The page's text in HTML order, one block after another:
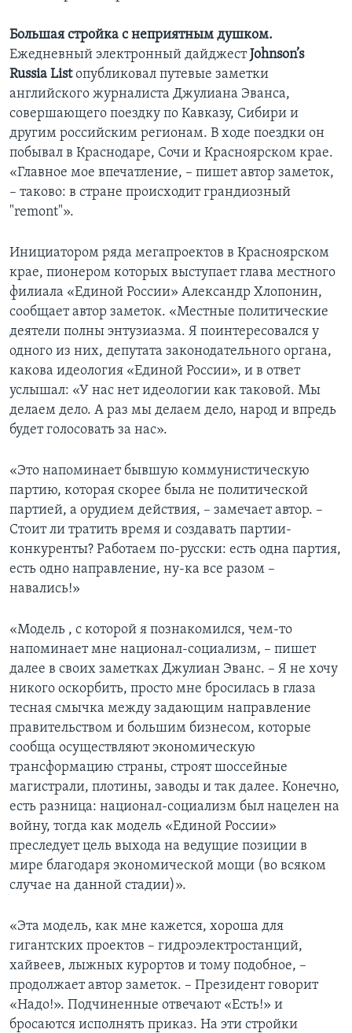
Большая стройка с неприятным душком.
Ежедневный электронный дайджестJohnson’s
Russia Listопубликовал путевые заметки
английского журналиста Джулиана Эванса,
совершающего поездку по Кавказу, Сибири и
другим российским регионам. В ходе поездки он
побывал в Краснодаре, Сочи и Красноярском крае.
«Главное мое впечатление, – пишет автор заметок,
– таково: в стране происходит грандиозный
"remont"».
Инициатором ряда мегапроектов в Красноярском
крае, пионером которых выступает глава местного
филиала «Единой России» Александр Хлопонин,
сообщает автор заметок. «Местные политические
деятели полны энтузиазма. Я поинтересовался у
одного из них, депутата законодательного органа,
какова идеология «Единой России», и в ответ
услышал: «У нас нет идеологии как таковой. Мы
делаем дело. А раз мы делаем дело, народ и впредь
будет голосовать за нас».
«Это напоминает бывшую коммунистическую
партию, которая скорее была не политической
партией, а орудием действия, – замечает автор. –
Стоит ли тратить время и создавать партии-
конкуренты? Работаем по-русски: есть одна партия,
есть одно направление, ну-ка все разом –
навались!»
«Модель , с которой я познакомился, чем-то
напоминает мне национал-социализм, – пишет
далее в своих заметках Джулиан Эванс. – Я не хочу
никого оскорбить, просто мне бросилась в глаза
тесная смычка между задающим направление
правительством и большим бизнесом, которые
сообща осуществляют экономическую
трансформацию страны, строят шоссейные
магистрали, плотины, заводы и так далее. Конечно,
есть разница: национал-социализм был нацелен на
войну, тогда как модель «Единой России»
преследует цель выхода на ведущие позиции в
мире благодаря экономической мощи (во всяком
случае на данной стадии)».
«Эта модель, как мне кажется, хороша для
гигантских проектов – гидроэлектростанций,
хайвеев, лыжных курортов и тому подобное, –
продолжает автор заметок. – Президент говорит
«Надо!». Подчиненные отвечают «Есть!» и
бросаются исполнять приказ. На эти стройки